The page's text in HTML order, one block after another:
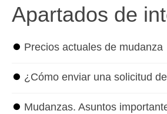
Apartados de
⏺ Precios actuales de mudanza
⏺ ¿Cómo enviar una solicitud
⏺ Mudanzas. Asuntos